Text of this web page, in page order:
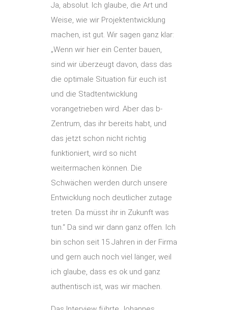
Ja, absolut. Ich glaube, die Art und
Weise, wie wir Projektentwicklung
machen, ist gut. Wir sagen ganz klar:
„Wenn wir hier ein Center bauen,
sind wir überzeugt davon, dass das
die optimale Situation für euch ist
und die Stadtentwicklung
vorangetrieben wird. Aber das b-
Zentrum, das ihr bereits habt, und
das jetzt schon nicht richtig
funktioniert, wird so nicht
weitermachen können. Die
Schwächen werden durch unsere
Entwicklung noch deutlicher zutage
treten. Da müsst ihr in Zukunft was
tun.“ Da sind wir dann ganz offen. Ich
bin schon seit 15 Jahren in der Firma
und gern auch noch viel länger, weil
ich glaube, dass es ok und ganz
authentisch ist, was wir machen.